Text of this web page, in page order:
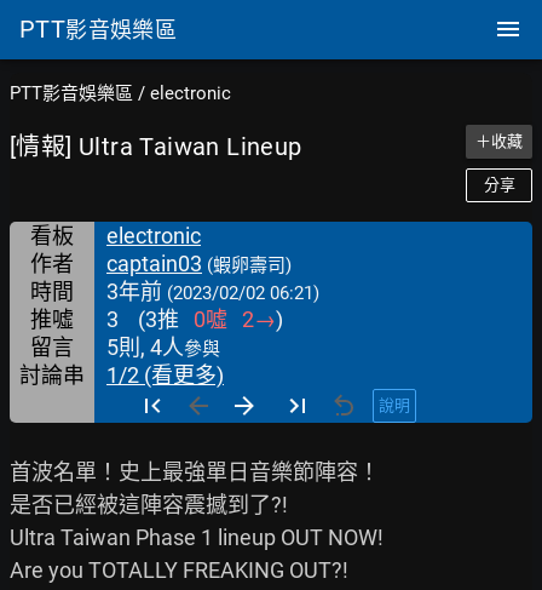
PTT影音娛樂區
PTT影音娛樂區 / electronic
[情報] Ultra Taiwan Lineup ＋收藏
分享
看板
electronic
作者
captain03 (蝦卵壽司)
時間 3年前 (2023/02/02 06:21)
推噓 3 (3推 0噓 2→)
留言
5則, 4人參與
討論串 1/2 (看更多)
說明
首波名單！史上最強單日音樂節陣容！
是否已經被這陣容震撼到了?!
Ultra Taiwan Phase 1 lineup OUT NOW!
Are you TOTALLY FREAKING OUT?!